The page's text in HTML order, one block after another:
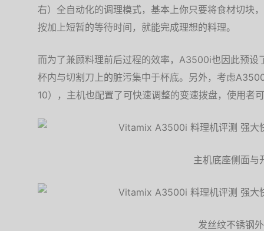
右）全自动化的调理模式，基本上你只要将食材切块
按加上短暂的等待时间，就能完成理想的料理。
而为了兼顾料理前后过程的效率，A3500i也因此预设
杯内与切割刀上的脏污集中于杯底。另外，考虑
10），主机也配置了可快速调整的变速拨盘，使用者
主机底座侧面与
发丝纹不锈钢